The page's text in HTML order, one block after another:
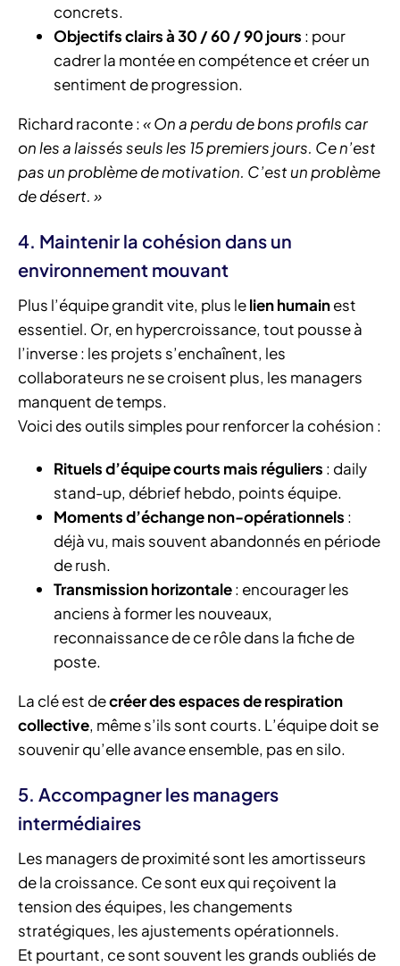
concrets.
Objectifs clairs à 30 / 60 / 90 jours : pour
cadrer la montée en compétence et créer un
sentiment de progression.
Richard raconte :« On a perdu de bons profils car
on les a laissés seuls les 15 premiers jours. Ce n’est
pas un problème de motivation. C’est un problème
de désert. »
4. Maintenir la cohésion dans un
environnement mouvant
Plus l’équipe grandit vite, plus lelien humainest
essentiel. Or, en hypercroissance, tout pousse à
l’inverse : les projets s’enchaînent, les
collaborateurs ne se croisent plus, les managers
manquent de temps.
Voici des outils simples pour renforcer la cohésion :
Rituels d’équipe courts mais réguliers : daily
stand-up, débrief hebdo, points équipe.
Moments d’échange non-opérationnels :
déjà vu, mais souvent abandonnés en période
de rush.
Transmission horizontale: encourager les
anciens à former les nouveaux,
reconnaissance de ce rôle dans la fiche de
poste.
La clé est decréer des espaces de respiration
collective, même s’ils sont courts. L’équipe doit se
souvenir qu’elle avance ensemble, pas en silo.
5. Accompagner les managers
intermédiaires
Les managers de proximité sont les amortisseurs
de la croissance. Ce sont eux qui reçoivent la
tension des équipes, les changements
stratégiques, les ajustements opérationnels.
Et pourtant, ce sont souvent les grands oubliés de